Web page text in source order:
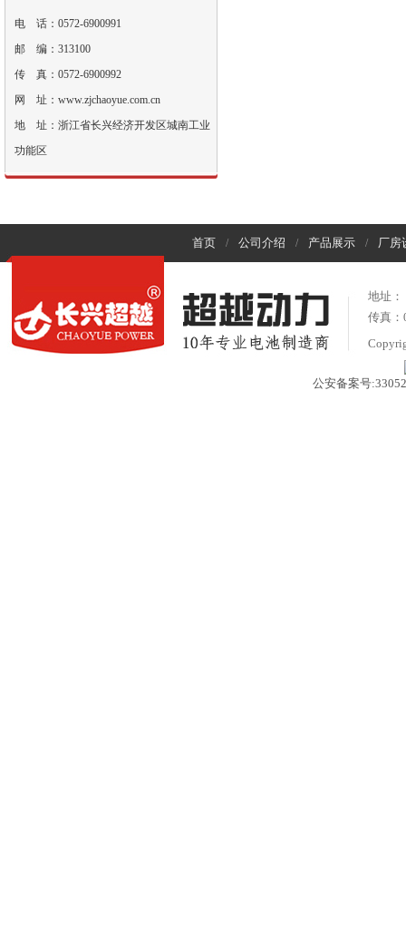
电 话：0572-6900991
邮 编：313100
传 真：0572-6900992
网 址：www.zjchaoyue.com.cn
地 址：浙江省长兴经济开发区城南工业
功能区
首页 / 公司介绍 / 产品展示 / 厂房
地址
传真：
公安备案号